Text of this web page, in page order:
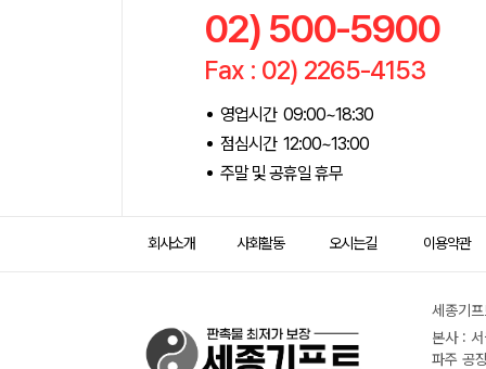
02) 500-5900
Fax : 02) 2265-4153
영업시간 09:00~18:30
점심시간 12:00~13:00
주말 및 공휴일 휴무
회사소개 사회활동 오시는길 이용약관
세종기
본사 :
파주 공